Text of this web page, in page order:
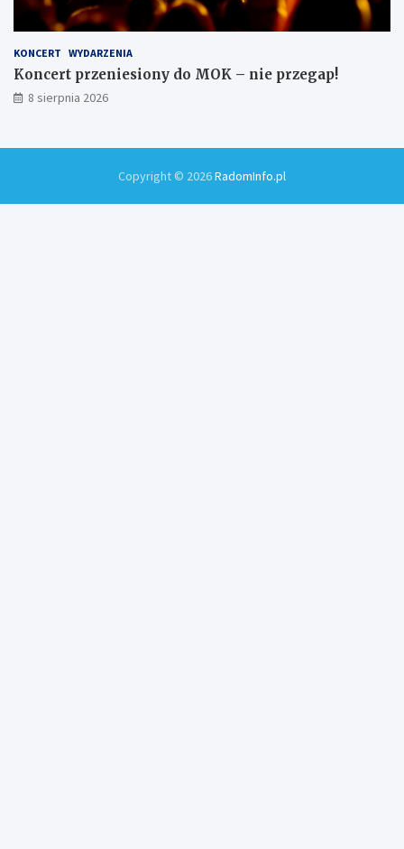
KONCERT WYDARZENIA
Koncert przeniesiony do MOK – nie przegap!
8 sierpnia 2026
Copyright © 2026RadomInfo.pl